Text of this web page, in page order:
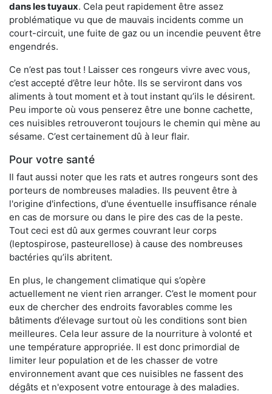
dans les tuyaux. Cela peut rapidement être assez
problématique vu que de mauvais incidents comme un
court-circuit, une fuite de gaz ou un incendie peuvent être
engendrés.
Ce n’est pas tout ! Laisser ces rongeurs vivre avec vous,
c’est accepté d’être leur hôte. Ils se serviront dans vos
aliments à tout moment et à tout instant qu’ils le désirent.
Peu importe où vous penserez être une bonne cachette,
ces nuisibles retrouveront toujours le chemin qui mène au
sésame. C’est certainement dû à leur flair.
Pour votre santé
Il faut aussi noter que les rats et autres rongeurs sont des
porteurs de nombreuses maladies. Ils peuvent être à
l'origine d'infections, d'une éventuelle insuffisance rénale
en cas de morsure ou dans le pire des cas de la peste.
Tout ceci est dû aux germes couvrant leur corps
(leptospirose, pasteurellose) à cause des nombreuses
bactéries qu’ils abritent.
En plus, le changement climatique qui s’opère
actuellement ne vient rien arranger. C’est le moment pour
eux de chercher des endroits favorables comme les
bâtiments d’élevage surtout où les conditions sont bien
meilleures. Cela leur assure de la nourriture à volonté et
une température appropriée. Il est donc primordial de
limiter leur population et de les chasser de votre
environnement avant que ces nuisibles ne fassent des
dégâts et n'exposent votre entourage à des maladies.